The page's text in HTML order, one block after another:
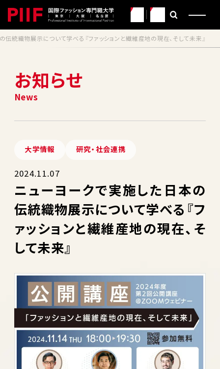
JP EN
お知らせ
統織物展示について学べる『ファッションと繊維産地の現在、そして未来』
大学情報 研究・社会連携
2024.11.07
ニューヨークで実施した日本の
伝統織物展示について学べる『フ
ァッションと繊維産地の現在、そ
して未来』